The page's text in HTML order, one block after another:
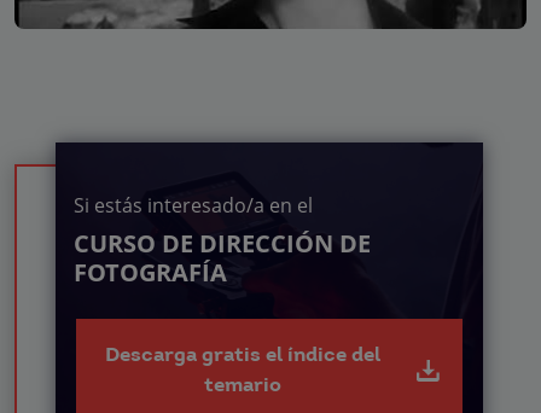
Si estás interesado/a en el
CURSO DE DIRECCIÓN DE
FOTOGRAFÍA
Descarga gratis el índice del
temario